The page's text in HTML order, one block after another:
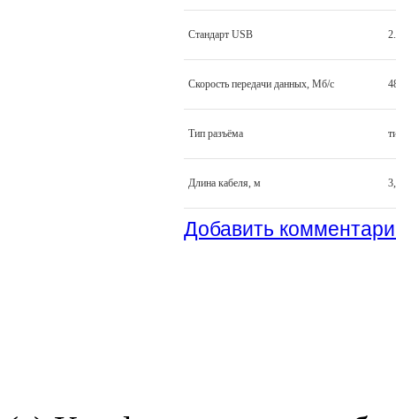
Стандарт USB
Скорость передачи данных, Мб/с
Тип разъёма
Длина кабеля, м
Добавить